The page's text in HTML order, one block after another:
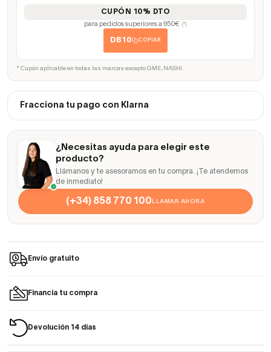
CUPÓN 10% DTO
para pedidos superiores a 950€ (*)
DB10 COPIAR
* Cupón aplicable en todas las marcas excepto GME, NASHI.
Fracciona tu pago con Klarna
¿Necesitas ayuda para elegir este
producto?
Llámanos y te asesoramos en tu compra. ¡Te atendemos
de inmediato!
(+34) 858 770 100LLAMAR AHORA
Envío gratuito
Financia tu compra
Devolución 14 días